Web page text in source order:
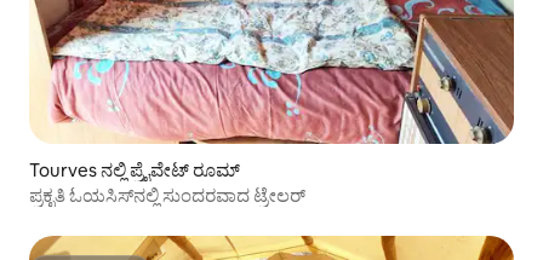
Tourves ನಲ್ಲಿ ಪ್ರೈವೇಟ್ ರೂಮ್
ಪ್ರಕೃತಿ ಓಯಸಿಸ್‌ನಲ್ಲಿ ಸುಂದರವಾದ ಟ್ರೇಲರ್